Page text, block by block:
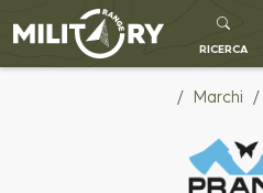
MILITARY RANGE IT
RICERCA
Marchi